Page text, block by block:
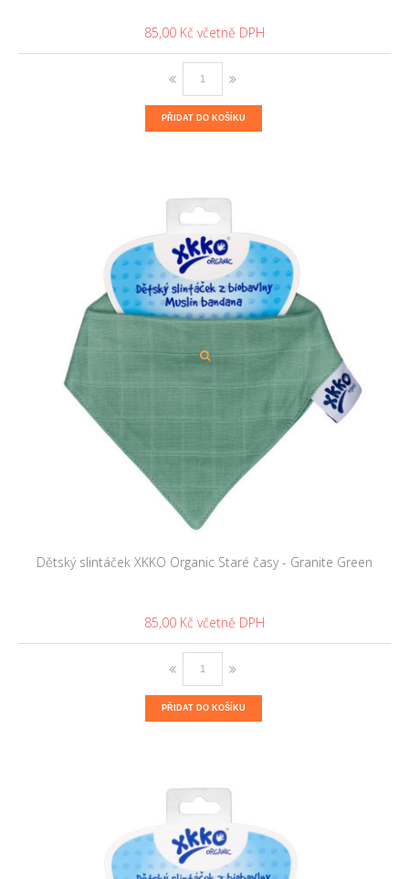
85,00 Kč
PŘIDAT DO KOŠÍKU
Dětský slintáček XKKO Organic Staré časy - Granite Green
85,00 Kč
PŘIDAT DO KOŠÍKU